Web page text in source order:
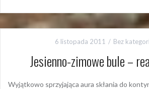
6 listopada 2011 Bez
Jesienno-zimowe bule –
Wyjątkowo sprzyjająca aura skłania do